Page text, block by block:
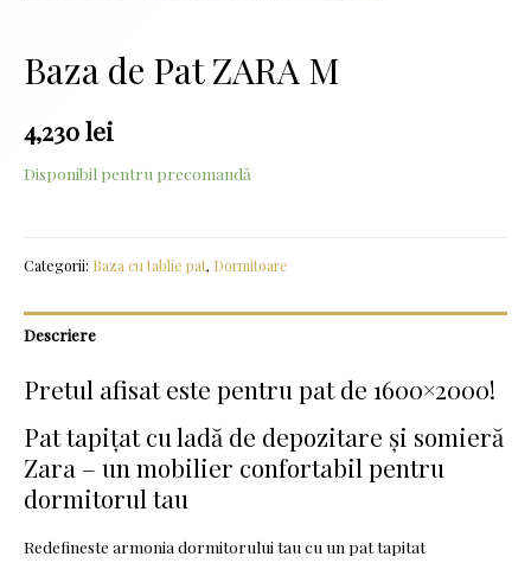
Baza de Pat ZARA M
4,230lei
Disponibil pentru precomandă
Categorii: Baza cu tablie pat, Dormitoare
Descriere
Pretul afisat este pentru pat de 1600×2000!
Pat tapițat cu ladă de depozitare și somieră
Zara – un mobilier confortabil pentru
dormitorul tau
Redefineste armonia dormitorului tau cu un pat tapitat